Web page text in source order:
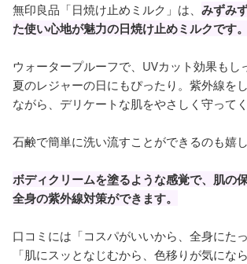
無印良品「日焼け止めミルク」は、 みずみ
た使い心地が魅力の日焼け止めミルクです。
ウォータープルーフで、UVカット効果もし
夏のレジャーの日にもぴったり。紫外線を
ながら、デリケートな肌をやさしく守ってく
石鹸で簡単に洗い流すことができるのも嬉し
ボディクリームを塗るような感覚で、肌の
全身の紫外線対策ができます。
口コミには「コスパがいいから、全身にた
「肌にスッとなじむから、色移りが気にな